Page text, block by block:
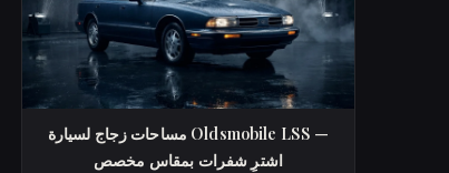
مساحات زجاج لسيارة Oldsmobile LSS —
اشترِ شفرات بمقاس مخصص